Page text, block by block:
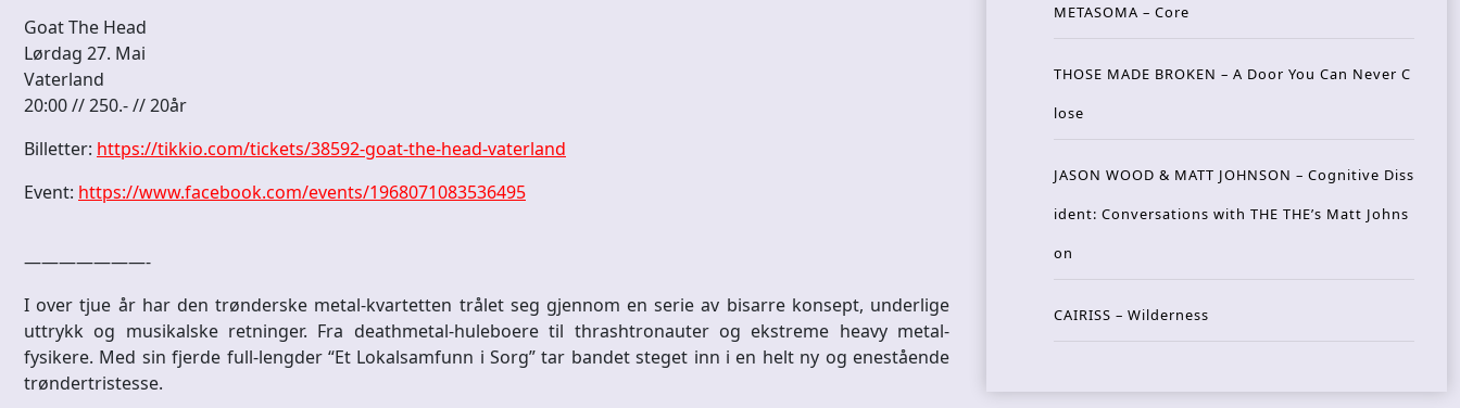
Goat The Head
Lørdag 27. Mai
Vaterland
20:00 // 250.- // 20år
Billetter: https://tikkio.com/tickets/38592-goat-the-head-vaterland
Event: https://www.facebook.com/events/1968071083536495
———————-
I over tjue år har den trønderske metal-kvartetten trålet seg gjennom en serie av bisarre konsept, underlige
uttrykk og musikalske retninger. Fra deathmetal-huleboere til thrashtronauter og ekstreme heavy metal-
fysikere. Med sin fjerde full-lengder “Et Lokalsamfunn i Sorg” tar bandet steget inn i en helt ny og enestående
trøndertristesse.
METASOMA – Core
THOSE MADE BROKEN – A Door You Can Never C
lose
JASON WOOD & MATT JOHNSON – Cognitive Diss
ident: Conversations with THE THE’s Matt Johns
on
CAIRISS – Wilderness